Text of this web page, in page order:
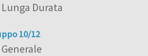
Durata
10/12